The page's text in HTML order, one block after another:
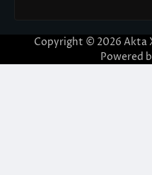
Copyright © 2026 Akta
Powered